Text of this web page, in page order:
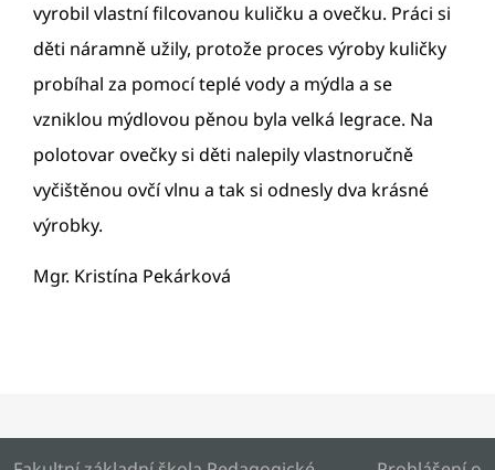
vyrobil vlastní filcovanou kuličku a ovečku. Práci si
děti náramně užily, protože proces výroby kuličky
probíhal za pomocí teplé vody a mýdla a se
vzniklou mýdlovou pěnou byla velká legrace. Na
polotovar ovečky si děti nalepily vlastnoručně
vyčištěnou ovčí vlnu a tak si odnesly dva krásné
výrobky.
Mgr. Kristína Pekárková